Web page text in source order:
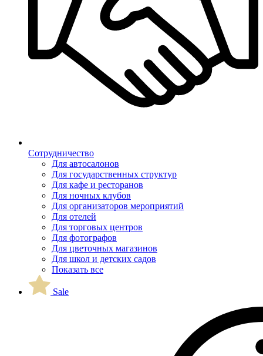
Сотрудничество
Для автосалонов
Для государственных структур
Для кафе и ресторанов
Для ночных клубов
Для организаторов мероприятий
Для отелей
Для торговых центров
Для фотографов
Для цветочных магазинов
Для школ и детских садов
Показать все
Sale